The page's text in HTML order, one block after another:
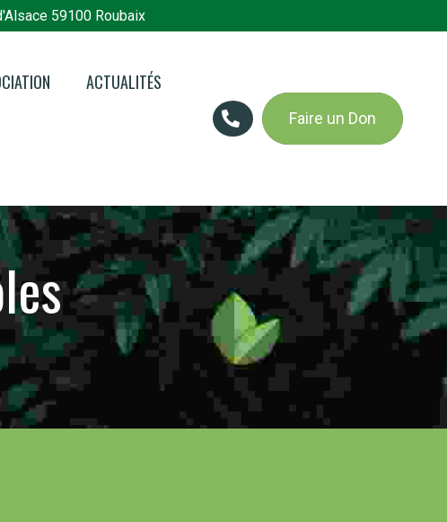
59100 Roubaix
Don
ACTUALITÉS
Faire un Don